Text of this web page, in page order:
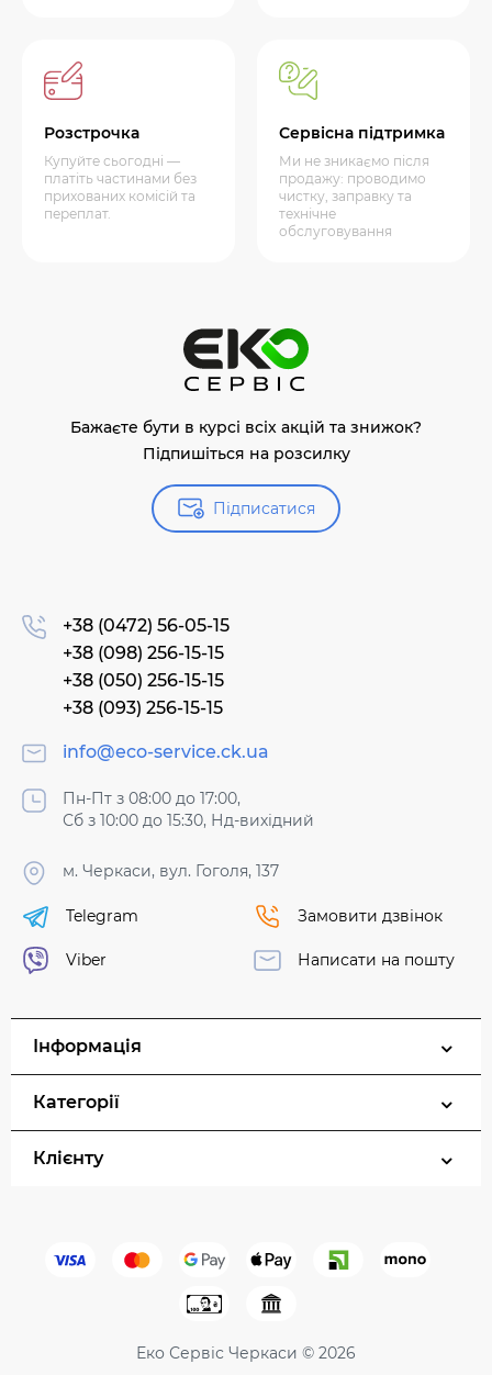
Розстрочка
Купуйте сьогодні —
платіть частинами без
прихованих комісій та
переплат.
Сервісна підтримка
Ми не зникаємо після
продажу: проводимо
чистку, заправку та
технічне
обслуговування
Бажаєте бути в курсі всіх акцій та знижок?
Підпишіться на розсилку
Підписатися
+38 (0472) 56-05-15
+38 (098) 256-15-15
+38 (050) 256-15-15
+38 (093) 256-15-15
info@eco-service.ck.ua
Пн-Пт з 08:00 до 17:00,
Сб з 10:00 до 15:30, Нд-вихідний
м. Черкаси, вул. Гоголя, 137
Telegram
Viber
Замовити дзвінок
Написати на пошту
Інформація
Категорії
Клієнту
Еко Сервіс Черкаси © 2026